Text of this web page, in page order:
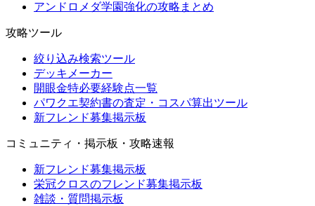
アンドロメダ学園強化の攻略まとめ
攻略ツール
絞り込み検索ツール
デッキメーカー
開眼金特必要経験点一覧
パワクエ契約書の査定・コスパ算出ツール
新フレンド募集掲示板
コミュニティ・掲示板・攻略速報
新フレンド募集掲示板
栄冠クロスのフレンド募集掲示板
雑談・質問掲示板